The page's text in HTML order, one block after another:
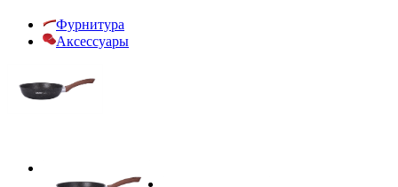
Фурнитура
Аксессуары